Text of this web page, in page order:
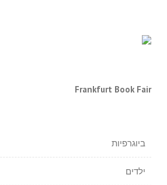
Frankfurt Book Fair
ביוגרפיות
ילדים